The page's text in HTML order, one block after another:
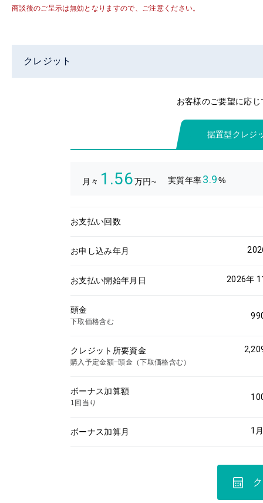
商談後のご呈示は無効となりますので、ご注意ください。
クレジット
お客様のご要望に応
据置型クレジ
月々 1.56万円~ 実質年率3.9 %
お支払い回数
お申し込み年月
お支払い開始年月日 2026年
頭金
下取価格含む
クレジット所要資金
購入予定金額−頭金（下取価格含む）
ボーナス加算額
1回当り
ボーナス加算月 1